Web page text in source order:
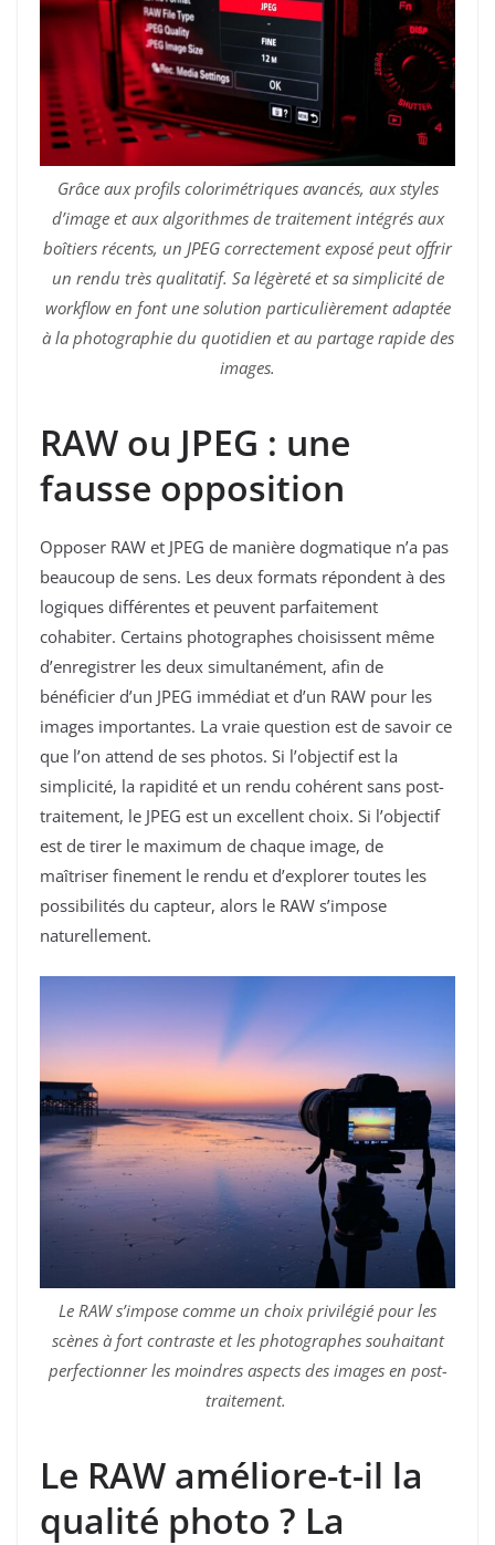
Grâce aux profils colorimétriques avancés, aux styles
d’image et aux algorithmes de traitement intégrés aux
boîtiers récents, un JPEG correctement exposé peut offrir
un rendu très qualitatif. Sa légèreté et sa simplicité de
workflow en font une solution particulièrement adaptée
à la photographie du quotidien et au partage rapide des
images.
RAW ou JPEG : une
fausse opposition
Opposer RAW et JPEG de manière dogmatique n’a pas
beaucoup de sens. Les deux formats répondent à des
logiques différentes et peuvent parfaitement
cohabiter. Certains photographes choisissent même
d’enregistrer les deux simultanément, afin de
bénéficier d’un JPEG immédiat et d’un RAW pour les
images importantes. La vraie question est de savoir ce
que l’on attend de ses photos. Si l’objectif est la
simplicité, la rapidité et un rendu cohérent sans post-
traitement, le JPEG est un excellent choix. Si l’objectif
est de tirer le maximum de chaque image, de
maîtriser finement le rendu et d’explorer toutes les
possibilités du capteur, alors le RAW s’impose
naturellement.
Le RAW s’impose comme un choix privilégié pour les
scènes à fort contraste et les photographes souhaitant
perfectionner les moindres aspects des images en post-
traitement.
Le RAW améliore-t-il la
qualité photo ? La